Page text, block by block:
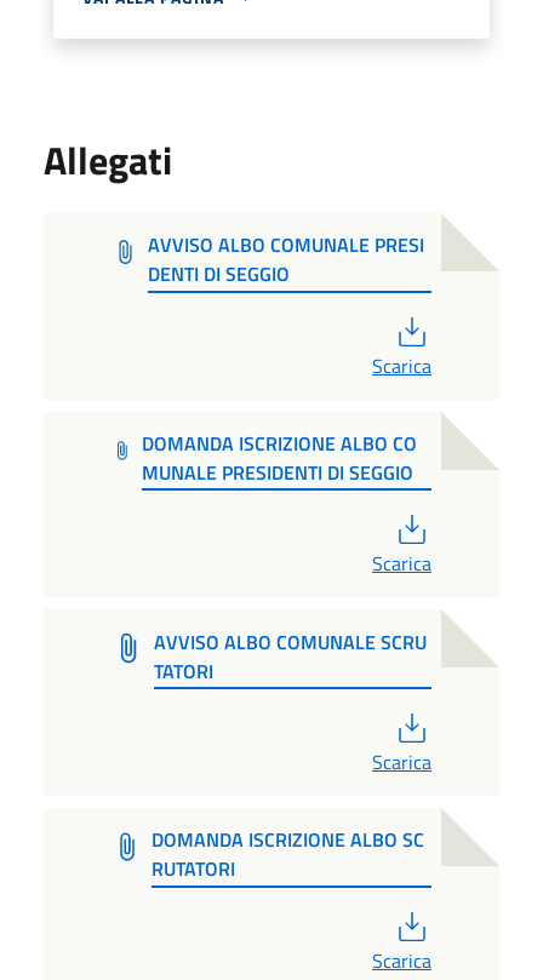
Allegati
AVVISO ALBO COMUNALE PRESI
DENTI DI SEGGIO
Scarica
DOMANDA ISCRIZIONE ALBO CO
MUNALE PRESIDENTI DI SEGGIO
Scarica
AVVISO ALBO COMUNALE SCRU
TATORI
Scarica
DOMANDA ISCRIZIONE ALBO SC
RUTATORI
Scarica